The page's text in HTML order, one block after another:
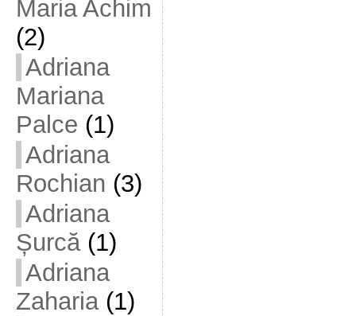
Maria Achim
(2)
Adriana
Mariana
Palce (1)
Adriana
Rochian (3)
Adriana
Șurcă(1)
Adriana
Zaharia(1)